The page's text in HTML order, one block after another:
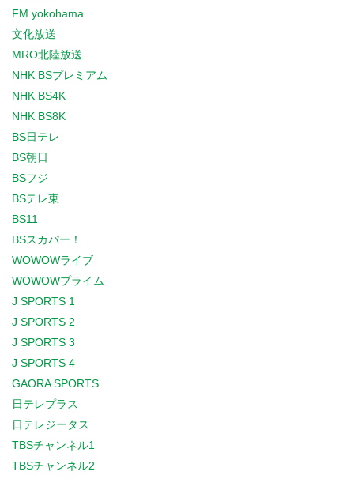
FM yokohama
文化放送
MRO北陸放送
NHK BSプレミアム
NHK BS4K
NHK BS8K
BS日テレ
BS朝日
BSフジ
BSテレ東
BS11
BSスカパー！
WOWOWライブ
WOWOWプライム
J SPORTS 1
J SPORTS 2
J SPORTS 3
J SPORTS 4
GAORA SPORTS
日テレプラス
日テレジータス
TBSチャンネル1
TBSチャンネル2